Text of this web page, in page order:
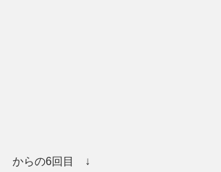
からの6回目　↓